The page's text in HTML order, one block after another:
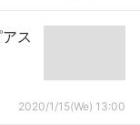
ス
2020/1/15(We) 13:00